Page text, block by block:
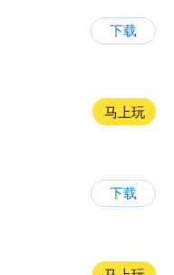
下载
马上玩
下载